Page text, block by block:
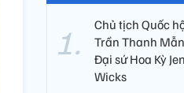
Chủ tịch Quốc
Trần Thanh
Đại sứ Hoa Kỳ
Wicks